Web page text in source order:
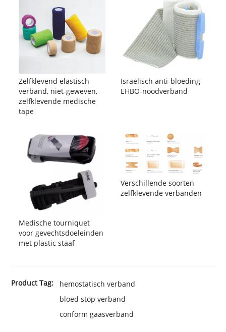
Zelfklevend elastisch
verband, niet-geweven,
zelfklevende medische
tape
Israëlisch anti-bloeding
EHBO-noodverband
Medische tourniquet
voor gevechtsdoeleinden
met plastic staaf
Verschillende soorten
zelfklevende verbanden
Product Tag:
hemostatisch verband
bloed stop verband
conform gaasverband